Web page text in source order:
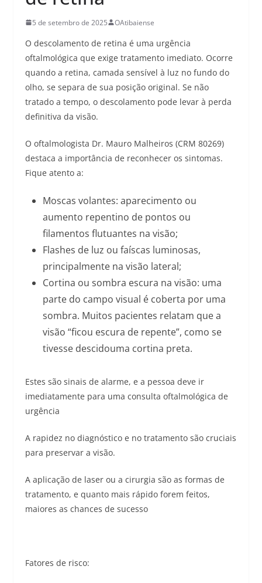
5 de setembro de 2025 OAtibaiense
O descolamento de retina é uma urgência
oftalmológica que exige tratamento imediato. Ocorre
quando a retina, camada sensível à luz no fundo do
olho, se separa de sua posição original. Se não
tratado a tempo, o descolamento pode levar à perda
definitiva da visão.
O oftalmologista Dr. Mauro Malheiros (CRM 80269)
destaca a importância de reconhecer os sintomas.
Fique atento a:
Moscas volantes: aparecimento ou
aumento repentino de pontos ou
filamentos flutuantes na visão;
Flashes de luz ou faíscas luminosas,
principalmente na visão lateral;
Cortina ou sombra escura na visão: uma
parte do campo visual é coberta por uma
sombra. Muitos pacientes relatam que a
visão “ficou escura de repente”, como se
tivesse descidouma cortina preta.
Estes são sinais de alarme, e a pessoa deve ir
imediatamente para uma consulta oftalmológica de
urgência
A rapidez no diagnóstico e no tratamento são cruciais
para preservar a visão.
A aplicação de laser ou a cirurgia são as formas de
tratamento, e quanto mais rápido forem feitos,
maiores as chances de sucesso
Fatores de risco: